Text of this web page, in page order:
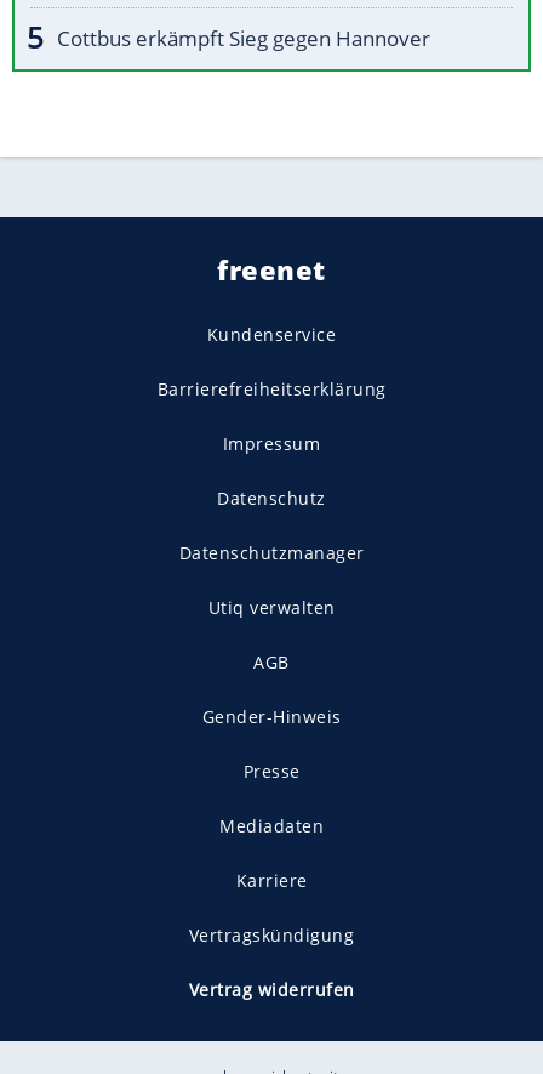
Cottbus erkämpft Sieg gegen Hannover
freenet
Kundenservice
Barrierefreiheitserklärung
Impressum
Datenschutz
Datenschutzmanager
Utiq verwalten
AGB
Gender-Hinweis
Presse
Mediadaten
Karriere
Vertragskündigung
Vertrag widerrufen